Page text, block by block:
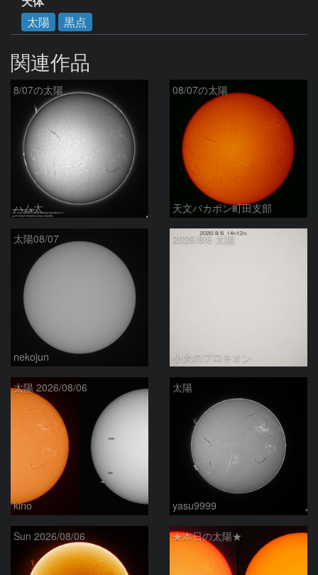
太陽
黒点
関連作品
8/07の太陽
ハム太
08/07の太陽
天文バカボン町田支部
太陽08/07
nekojun
2026/8/6 太陽
小犬のプロキオン
太陽 2026/08/06
kino
太陽
yasu9999
Sun 2026/08/06 ★本日の太陽★